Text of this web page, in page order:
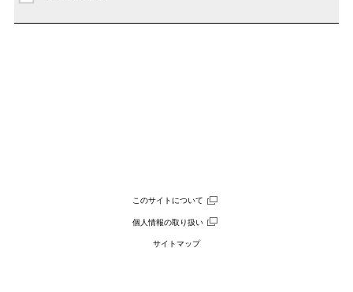
このサイトについて
個人情報の取り扱い
サイトマップ